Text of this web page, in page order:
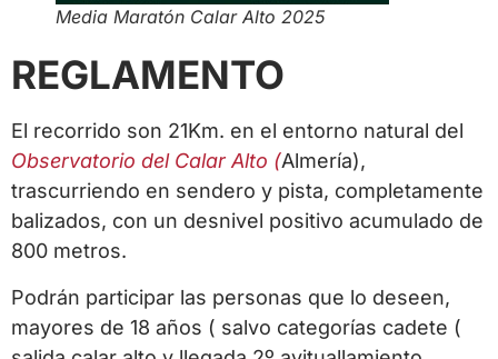
Media Maratón Calar Alto 2025
REGLAMENTO
El recorrido son 21Km. en el entorno natural del
Observatorio del Calar Alto (Almería),
trascurriendo en sendero y pista, completamente
balizados, con un desnivel positivo acumulado de
800 metros.
Podrán participar las personas que lo deseen,
mayores de 18 años ( salvo categorías cadete (